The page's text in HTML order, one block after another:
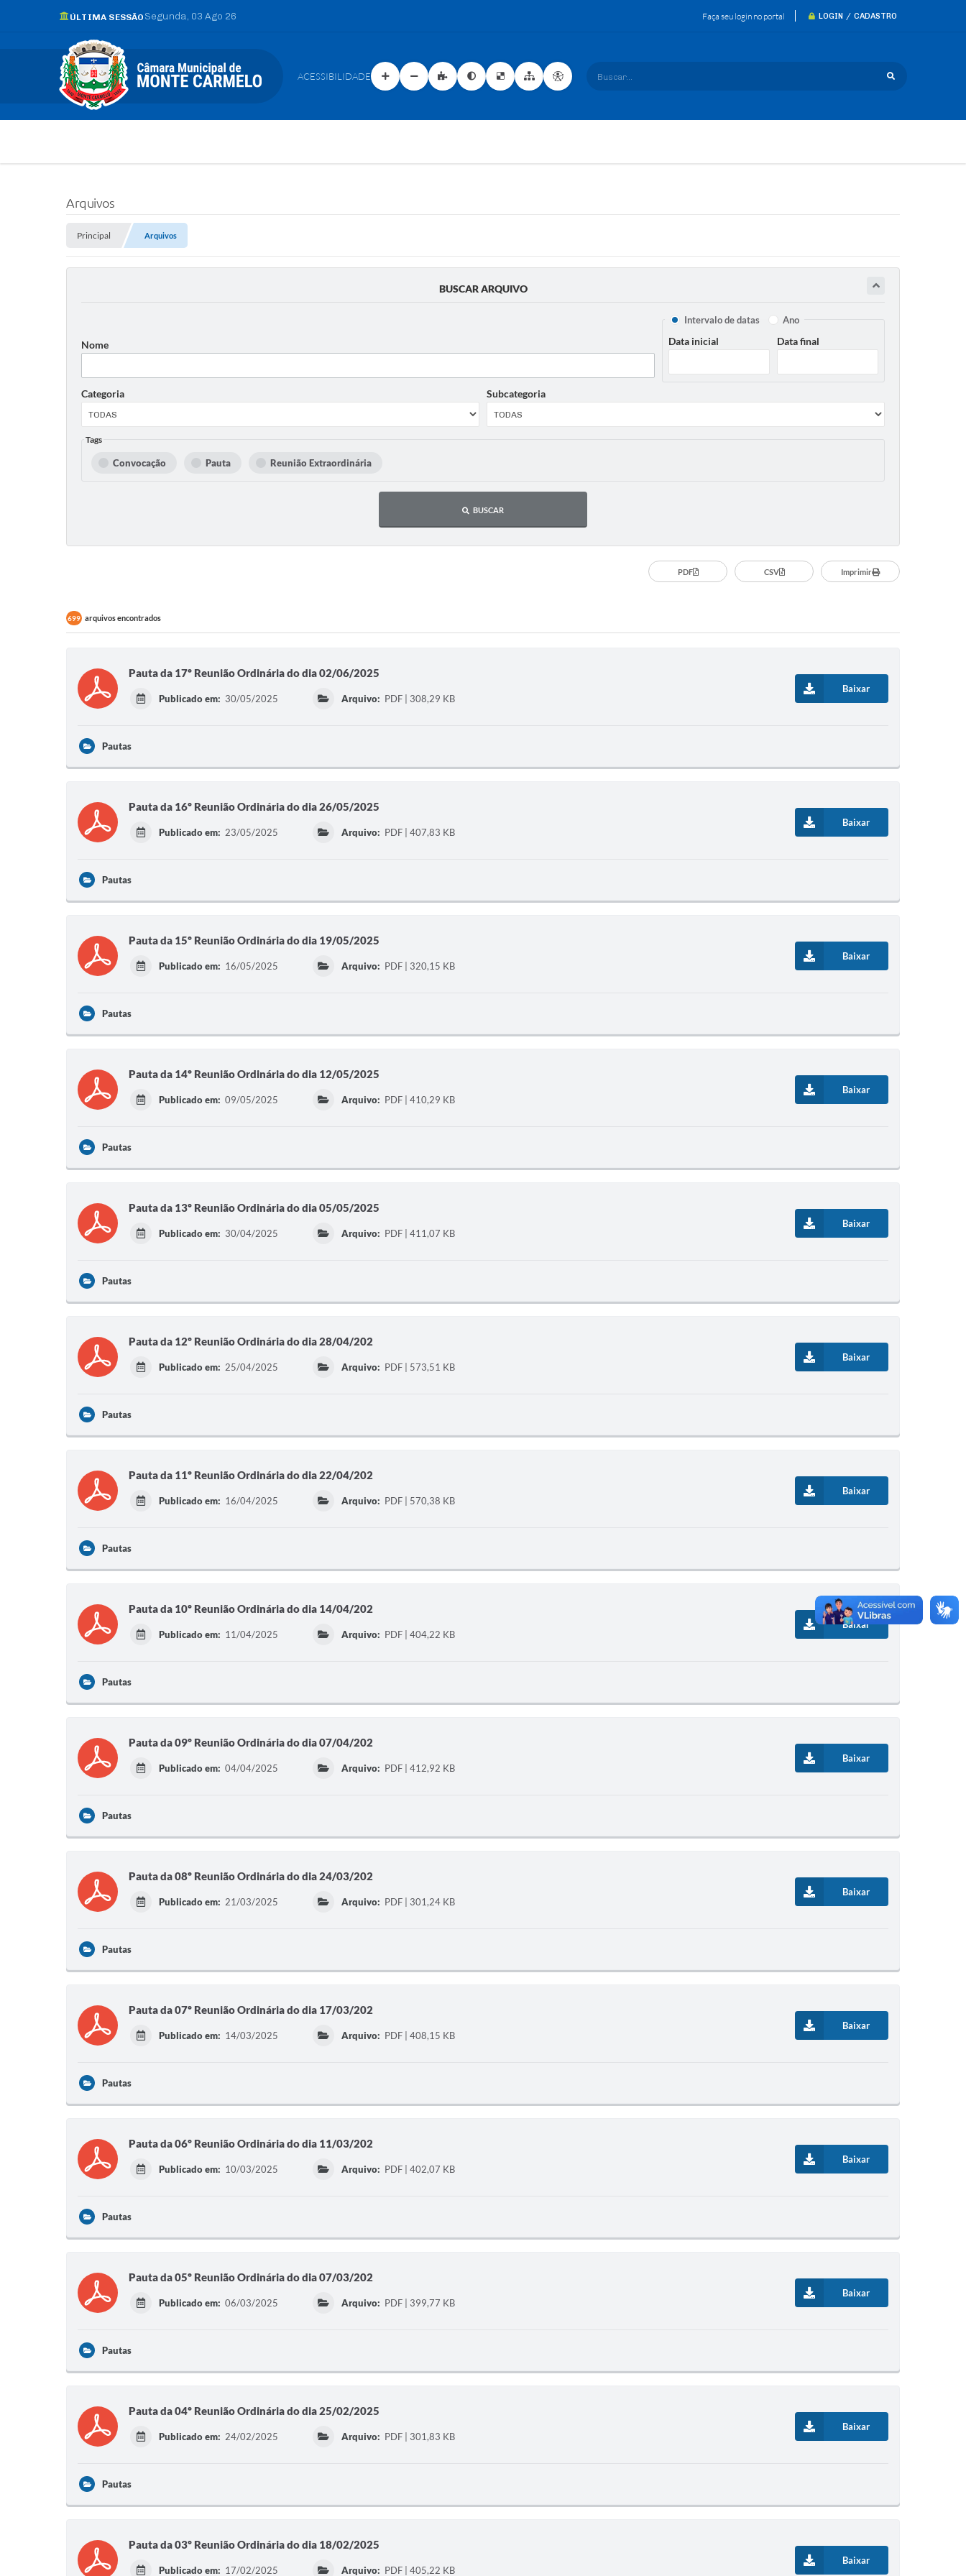
Faça seu login no portal LOGIN / CADASTRO
Buscar...
ÚLTIMA SESSÃO Segunda 03 Ago 26
ACESSIBILIDADE
Arquivos
Principal Arquivos
BUSCAR ARQUIVO
Nome
Intervalo de datas Ano
Data inicial Data final
Categoria Subcategoria
Tags
Convocação Pauta Reunião Extraordinária
BUSCAR
PDF CSV Imprimir
699 arquivos encontrados
Pauta da 17º Reunião Ordinária do dia 02/06/2025
Publicado em: 30/05/2025 Arquivo: PDF | 308,29 KB
Baixar
Pautas
Pauta da 16º Reunião Ordinária do dia 26/05/2025
Publicado em: 23/05/2025 Arquivo: PDF | 407,83 KB
Baixar
Pautas
Pauta da 15º Reunião Ordinária do dia 19/05/2025
Publicado em: 16/05/2025 Arquivo: PDF | 320,15 KB
Baixar
Pautas
Pauta da 14º Reunião Ordinária do dia 12/05/2025
Publicado em: 09/05/2025 Arquivo: PDF | 410,29 KB
Baixar
Pautas
Pauta da 13º Reunião Ordinária do dia 05/05/2025
Publicado em: 30/04/2025 Arquivo: PDF | 411,07 KB
Baixar
Pautas
Pauta da 12º Reunião Ordinária do dia 28/04/202
Publicado em: 25/04/2025 Arquivo: PDF | 573,51 KB
Baixar
Pautas
Pauta da 11º Reunião Ordinária do dia 22/04/202
Publicado em: 16/04/2025 Arquivo: PDF | 570,38 KB
Baixar
Pautas
Pauta da 10º Reunião Ordinária do dia 14/04/202
Publicado em: 11/04/2025 Arquivo: PDF | 404,22 KB
Baixar
Pautas
Pauta da 09º Reunião Ordinária do dia 07/04/202
Publicado em: 04/04/2025 Arquivo: PDF | 412,92 KB
Baixar
Pautas
Pauta da 08º Reunião Ordinária do dia 24/03/202
Publicado em: 21/03/2025 Arquivo: PDF | 301,24 KB
Baixar
Pautas
Pauta da 07º Reunião Ordinária do dia 17/03/202
Publicado em: 14/03/2025 Arquivo: PDF | 408,15 KB
Baixar
Pautas
Pauta da 06º Reunião Ordinária do dia 11/03/202
Publicado em: 10/03/2025 Arquivo: PDF | 402,07 KB
Baixar
Pautas
Pauta da 05º Reunião Ordinária do dia 07/03/202
Publicado em: 06/03/2025 Arquivo: PDF | 399,77 KB
Baixar
Pautas
Pauta da 04º Reunião Ordinária do dia 25/02/2025
Publicado em: 24/02/2025 Arquivo: PDF | 301,83 KB
Baixar
Pautas
Pauta da 03º Reunião Ordinária do dia 18/02/2025
Publicado em: 17/02/2025 Arquivo: PDF | 405,22 KB
Baixar